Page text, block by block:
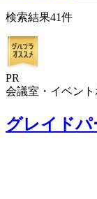
検索結果41件
PR
会議室・イベン
グレイドパ